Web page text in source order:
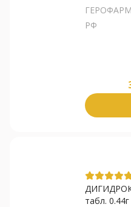
ГЕРОФАРМ
РФ
табл.